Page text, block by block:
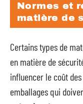
Normes et
matière de
Certains types de
en matière de
influencer le coût
emballages qui